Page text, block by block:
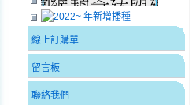
線上訂購單
留言板
聯絡我們